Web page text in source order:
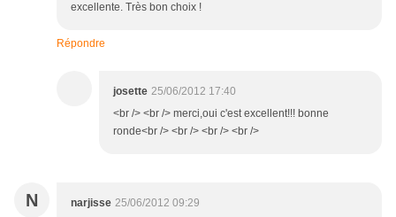
excellente. Très bon choix !
Répondre
josette 25/06/2012 17:40
<br /> <br /> merci,oui c'est excellent!!! bonne
ronde<br /> <br /> <br /> <br />
N narjisse 25/06/2012 09:29